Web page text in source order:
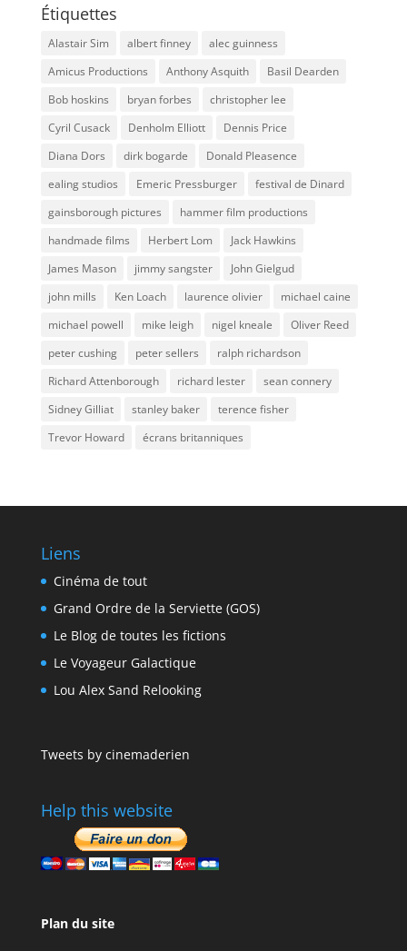
Étiquettes
Alastair Sim albert finney
alec guinness
Amicus Productions
Anthony Asquith
Basil Dearden
Bob hoskins
bryan forbes
christopher lee
Cyril Cusack
Denholm Elliott
Dennis Price
Diana Dors
dirk bogarde
Donald Pleasence
ealing studios
Emeric Pressburger
festival de Dinard
gainsborough pictures
hammer film productions
handmade films
Herbert Lom
Jack Hawkins
James Mason
jimmy sangster
John Gielgud
john mills
Ken Loach laurence olivier
michael caine
michael powell
mike leigh nigel kneale
Oliver Reed
peter cushing
peter sellers
ralph richardson
Richard Attenborough
richard lester
sean connery
Sidney Gilliat
stanley baker
terence fisher
Trevor Howard
écrans britanniques
Liens
Cinéma de tout
Grand Ordre de la Serviette (GOS)
Le Blog de toutes les fictions
Le Voyageur Galactique
Lou Alex Sand Relooking
Tweets by cinemaderien
Help this website
Plan du site